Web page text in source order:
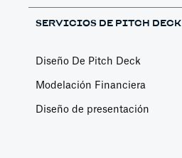
SERVICIOS DE PITCH DECK
Diseño De Pitch Deck
Modelación Financiera
Diseño de presentación